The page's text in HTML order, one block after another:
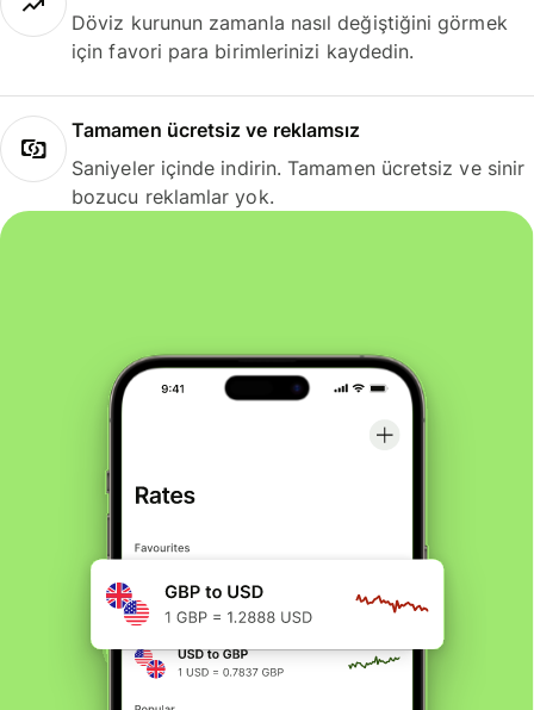
Döviz kurunun zamanla nasıl değiştiğini görmek
için favori para birimlerinizi kaydedin.
Tamamen ücretsiz ve reklamsız
Saniyeler içinde indirin. Tamamen ücretsiz ve sinir
bozucu reklamlar yok.